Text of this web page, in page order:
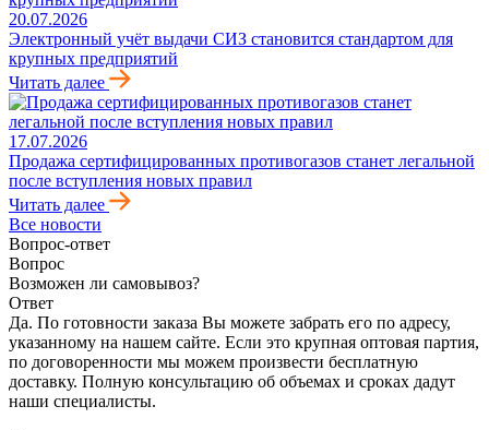
20.07.2026
Электронный учёт выдачи СИЗ становится стандартом для
крупных предприятий
Читать далее
17.07.2026
Продажа сертифицированных противогазов станет легальной
после вступления новых правил
Читать далее
Все новости
Вопрос-ответ
Вопрос
Возможен ли самовывоз?
Ответ
Да. По готовности заказа Вы можете забрать его по адресу,
указанному на нашем сайте. Если это крупная оптовая партия,
по договоренности мы можем произвести бесплатную
доставку. Полную консультацию об объемах и сроках дадут
наши специалисты.